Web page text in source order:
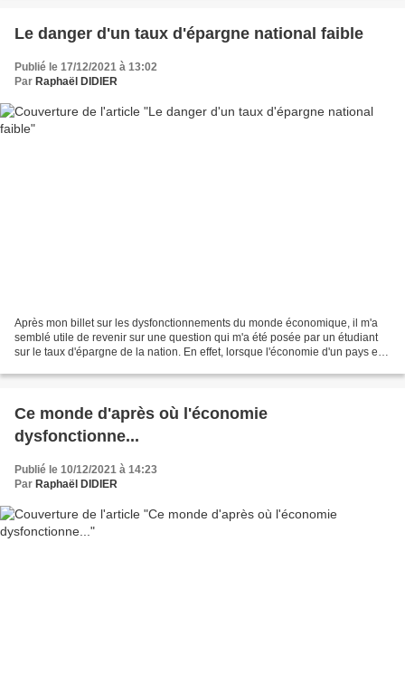
Le danger d'un taux d'épargne national faible
Publié le 17/12/2021 à 13:02
Par Raphaël DIDIER
Après mon billet sur les dysfonctionnements du monde économique, il m'a
semblé utile de revenir sur une question qui m'a été posée par un étudiant
sur le taux d'épargne de la nation. En effet, lorsque l'économie d'un pays est
Ce monde d'après où l'économie
dysfonctionne...
Publié le 10/12/2021 à 14:23
Par Raphaël DIDIER